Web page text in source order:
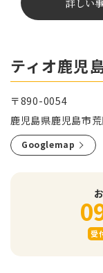
ティオ鹿児
〒890-0054
鹿児島県鹿児島市
Googlemap
受